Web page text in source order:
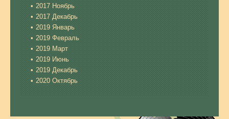
2017 Ноябрь
2017 Декабрь
2019 Январь
2019 Февраль
2019 Март
2019 Июнь
2019 Декабрь
2020 Октябрь